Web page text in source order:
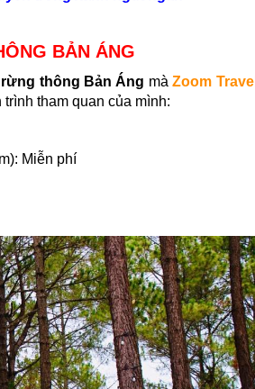
BẢN ÁNG
rừng thông Bản Áng màZoom Travel
tham quan của mình:
Miễn phí